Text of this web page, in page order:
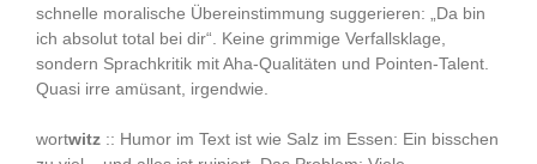
schnelle moralische Übereinstimmung suggerieren: „Da bin
ich absolut total bei dir“. Keine grimmige Verfallsklage,
sondern Sprachkritik mit Aha-Qualitäten und Pointen-Talent.
Quasi irre amüsant, irgendwie.
wortwitz :: Humor im Text ist wie Salz im Essen: Ein bisschen